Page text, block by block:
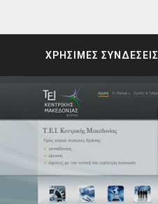
ΧΡΗΣΙΜΕΣ ΣΥΝΔΕΣΕΙΣ